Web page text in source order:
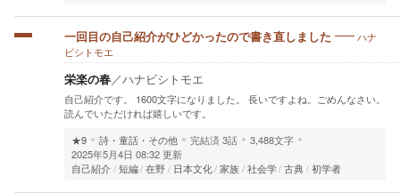
一回目の自己紹介がひどかったので書き直しました
ハナ
ビシトモエ
栄楽の春／ハナビシトモエ
自己紹介です。 1600文字になりました。 長いですよね。ごめんなさい。
読んでいただければ嬉しいです。
★9
詩・童話・その他 完結済3話
3,488文字
2025年5月4日 08:32 更新
自己紹介 短編 在野 日本文化 家族 社会学 古典 初学者